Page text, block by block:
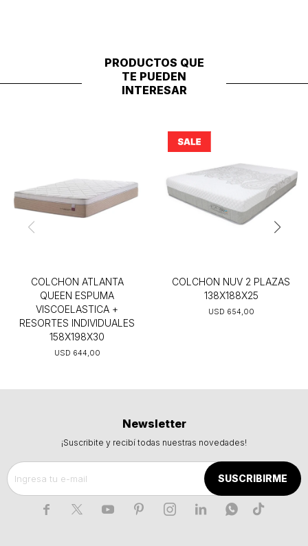
PRODUCTOS QUE
TE PUEDEN
INTERESAR
COLCHON ATLANTA
QUEEN ESPUMA
VISCOELASTICA +
RESORTES INDIVIDUALES
158X198X30
USD 644,00
COLCHON NUV 2 PLAZAS
138X188X25
USD 654,00
Newsletter
¡Suscribite y recibí todas nuestras novedades!
SUSCRIBIRME
      